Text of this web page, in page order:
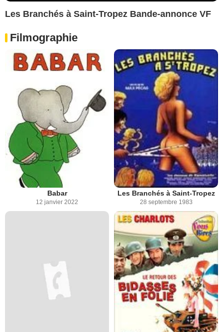
Les Branchés à Saint-Tropez Bande-annonce VF
Filmographie
Babar
12 janvier 2022
Les Branchés à Saint-Tropez
28 septembre 1983